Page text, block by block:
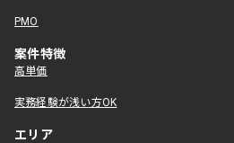
PMO
案件特徴
高単価
実務経験が浅い方OK
エリア